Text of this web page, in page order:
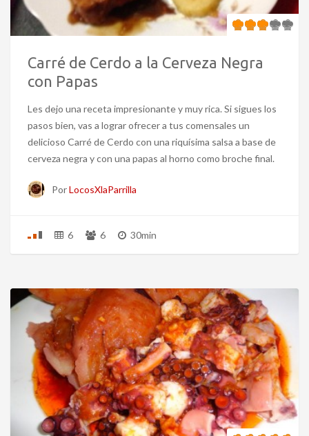
Carré de Cerdo a la Cerveza Negra
con Papas
Les dejo una receta impresionante y muy rica. Si sigues los
pasos bien, vas a lograr ofrecer a tus comensales un
delicioso Carré de Cerdo con una riquísima salsa a base de
cerveza negra y con una papas al horno como broche final.
PorLocosXlaParrilla
6 6 30min